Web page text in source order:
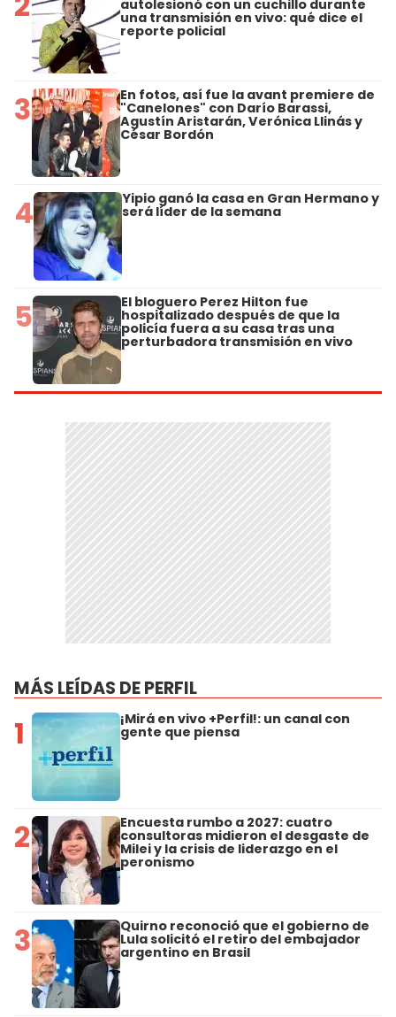
autolesionó con un cuchillo durante
una transmisión en vivo: qué dice el
reporte policial
3 En fotos, así fue la avant premiere de
"Canelones" con Darío Barassi,
Agustín Aristarán, Verónica Llinás y
César Bordón
4 Yipio ganó la casa en Gran Hermano y
será líder de la semana
5 El bloguero Perez Hilton fue
hospitalizado después de que la
policía fuera a su casa tras una
perturbadora transmisión en vivo
MÁS LEÍDAS DE PERFIL
1 ¡Mirá en vivo +Perfil!: un canal con
gente que piensa
2 Encuesta rumbo a 2027: cuatro
consultoras midieron el desgaste de
Milei y la crisis de liderazgo en el
peronismo
3 Quirno reconoció que el gobierno de
Lula solicitó el retiro del embajador
argentino en Brasil